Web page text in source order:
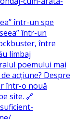
într-un spe